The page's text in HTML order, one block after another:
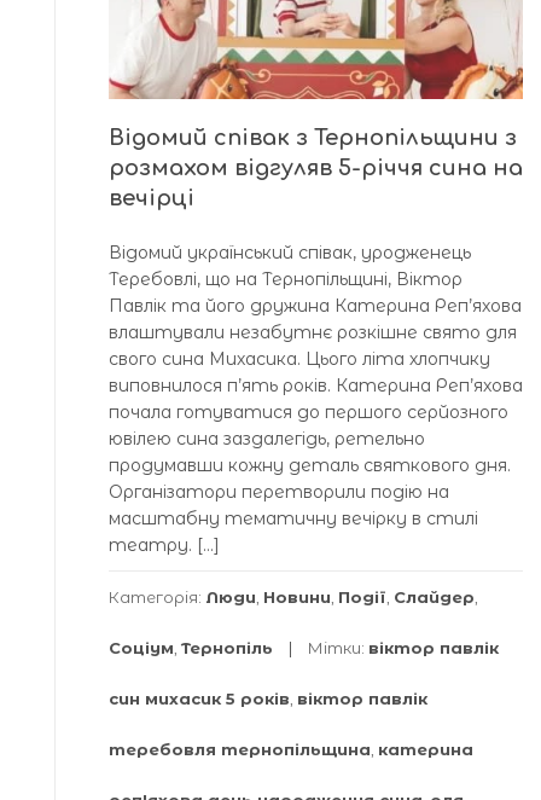
Відомий співак з Тернопільщини з
розмахом відгуляв 5-річчя сина на
вечірці
Відомий український співак, уродженець
Теребовлі, що на Тернопільщині, Віктор
Павлік та його дружина Катерина Реп’яхова
влаштували незабутнє розкішне свято для
свого сина Михасика. Цього літа хлопчику
виповнилося п’ять років. Катерина Реп’яхова
почала готуватися до першого серйозного
ювілею сина заздалегідь, ретельно
продумавши кожну деталь святкового дня.
Організатори перетворили подію на
масштабну тематичну вечірку в стилі
театру. […]
Категорія: Люди Новини Події Слайдер
Соціум Тернопіль Мітки: віктор павлік
син михасик 5 років віктор павлік
теребовля тернопільщина катерина